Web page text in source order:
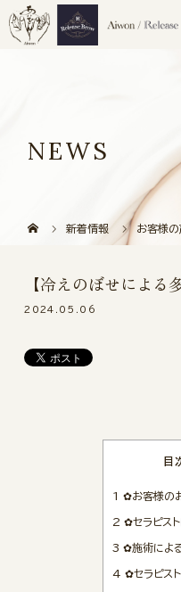
NEWS
新着情報 お客様の
【冷えのぼせによる
2024.05.06
目
1 ✿お客様の
2 ✿セラピス
3 ✿施術によ
4 ✿セラピス